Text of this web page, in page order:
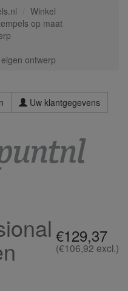
Winkel
op maat
ontwerp
Uw klantgegevens
€129,37
(€106,92 excl.)